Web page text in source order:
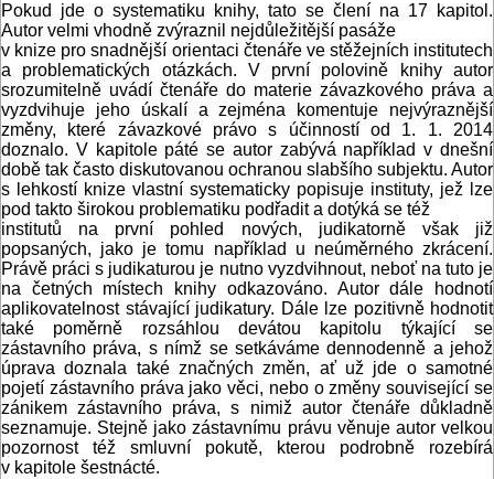
Pokud jde o systematiku knihy, tato se člení na 17 kapitol.
Autor velmi vhodně zvýraznil nejdůležitější pasáže
v knize pro snadnější orientaci čtenáře ve stěžejních institutech
a problematických otázkách. V první polovině knihy autor
srozumitelně uvádí čtenáře do materie závazkového práva a
vyzdvihuje jeho úskalí a zejména komentuje nejvýraznější
změny, které závazkové právo s účinností od 1. 1. 2014
doznalo. V kapitole páté se autor zabývá například v dnešní
době tak často diskutovanou ochranou slabšího subjektu. Autor
s lehkostí knize vlastní systematicky popisuje instituty, jež lze
pod takto širokou problematiku podřadit a dotýká se též
institutů na první pohled nových, judikatorně však již
popsaných, jako je tomu například u neúměrného zkrácení.
Právě práci s judikaturou je nutno vyzdvihnout, neboť na tuto je
na četných místech knihy odkazováno. Autor dále hodnotí
aplikovatelnost stávající judikatury. Dále lze pozitivně hodnotit
také poměrně rozsáhlou devátou kapitolu týkající se
zástavního práva, s nímž se setkáváme dennodenně a jehož
úprava doznala také značných změn, ať už jde o samotné
pojetí zástavního práva jako věci, nebo o změny související se
zánikem zástavního práva, s nimiž autor čtenáře důkladně
seznamuje. Stejně jako zástavnímu právu věnuje autor velkou
pozornost též smluvní pokutě, kterou podrobně rozebírá
v kapitole šestnácté.